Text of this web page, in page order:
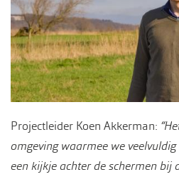
Projectleider Koen Akkerman:
omgeving waarmee we
een kijkje achter de schermen bij